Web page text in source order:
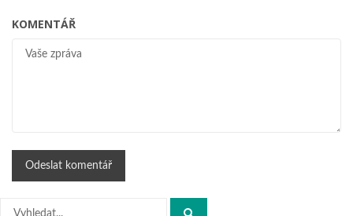
KOMENTÁŘ
Hledat: